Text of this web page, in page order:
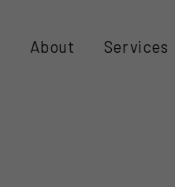
About Services